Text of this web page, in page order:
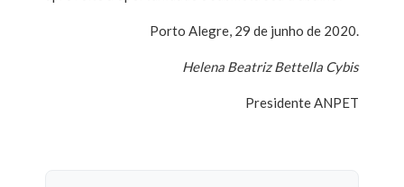
Porto Alegre, 29 de junho de 2020.
Helena Beatriz Bettella Cybis
Presidente ANPET